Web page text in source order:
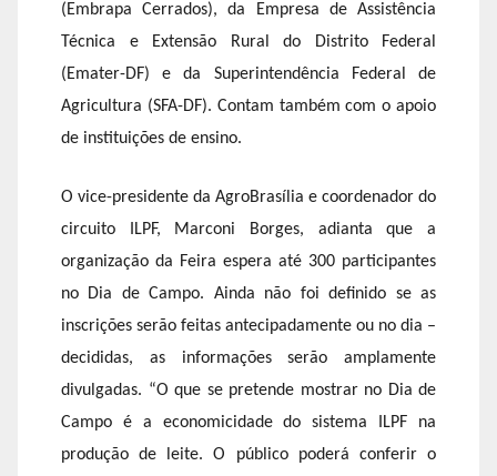
(Embrapa Cerrados), da Empresa de Assistência
Técnica e Extensão Rural do Distrito Federal
(Emater-DF) e da Superintendência Federal de
Agricultura (SFA-DF). Contam também com o apoio
de instituições de ensino.
O vice-presidente da AgroBrasília e coordenador do
circuito ILPF, Marconi Borges, adianta que a
organização da Feira espera até 300 participantes
no Dia de Campo. Ainda não foi definido se as
inscrições serão feitas antecipadamente ou no dia –
decididas, as informações serão amplamente
divulgadas. “O que se pretende mostrar no Dia de
Campo é a economicidade do sistema ILPF na
produção de leite. O público poderá conferir o